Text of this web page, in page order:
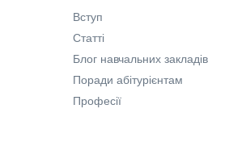
Вступ
Статті
Блог навчальних закладів
Поради абітурієнтам
Професії